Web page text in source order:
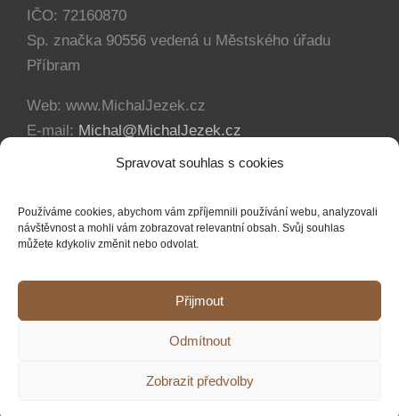
Spravovat souhlas s cookies
Používáme cookies, abychom vám zpříjemnili používání webu, analyzovali
návštěvnost a mohli vám zobrazovat relevantní obsah. Svůj souhlas
můžete kdykoliv změnit nebo odvolat.
Přijmout
Odmítnout
Zobrazit předvolby
IČO: 72160870
Sp. značka 90556 vedená u Městského úřadu
Příbram
Web: www.MichalJezek.cz
E-mail: Michal@MichalJezek.cz
+420 777 346 649
YouTubeFacebookInstagram